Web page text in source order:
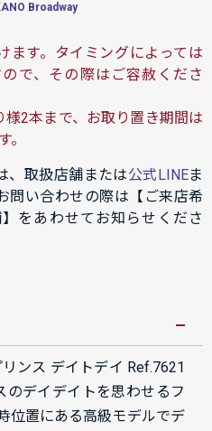
Broadway
ます。タイミングによっては
で、その際はご容赦くださ
2本まで、お取り置き期間は
。
、取扱店舗または公式LINEま
問い合わせの際は【ご来店希
をあわせてお知らせくださ
ンス デイトデイ Ref.7621
のデイデイトを思わせるフ
位置にある高級モデルでデ